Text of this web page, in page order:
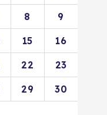
8 9
15 16
22 23
29 30